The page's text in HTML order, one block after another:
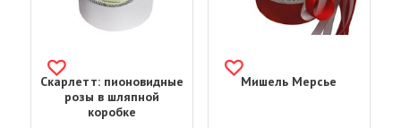
Скарлетт: пионовидные
розы в шляпной
коробке
Мишель Мерсье